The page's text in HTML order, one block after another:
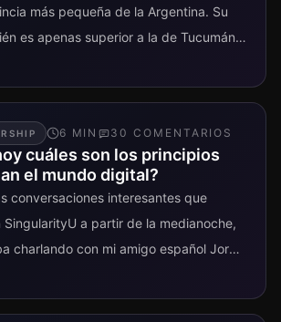
más pequeña de la Argentina. Su
es apenas superior a la de Tucumán.
6 MIN 30 COMENTARIO S
cuáles son los principios
el mundo digital?
conversaciones interesantes que
SingularityU a partir de la medianoche,
charlando con mi amigo español Jorge